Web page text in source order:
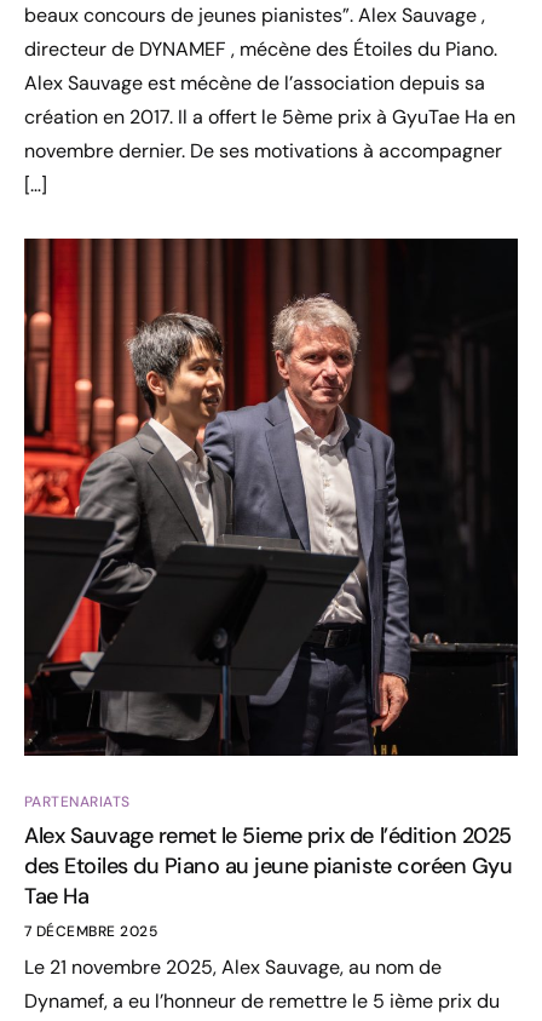
beaux concours de jeunes pianistes”. Alex Sauvage ,
directeur de DYNAMEF , mécène des Étoiles du Piano.
Alex Sauvage est mécène de l’association depuis sa
création en 2017. Il a offert le 5ème prix à GyuTae Ha en
novembre dernier. De ses motivations à accompagner
[…]
PARTENARIATS
Alex Sauvage remet le 5ieme prix de l’édition 2025
des Etoiles du Piano au jeune pianiste coréen Gyu
Tae Ha
7 DÉCEMBRE 2025
Le 21 novembre 2025, Alex Sauvage, au nom de
Dynamef, a eu l’honneur de remettre le 5 ième prix du